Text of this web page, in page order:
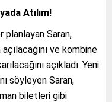
Atılım!
planlayan Saran,
ve kombine
açıkladı. Yeni
söyleyen Saran,
biletleri gibi